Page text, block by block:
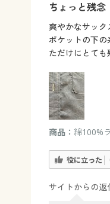
ちょっと残念
爽やかなサッ
ポケットの下
ただけにとても
商品： 綿100%
役に立った
サイトからの返